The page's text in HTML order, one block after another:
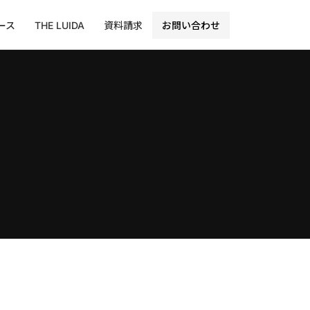
ス THE LUIDA 資料請求 お問い合わせ